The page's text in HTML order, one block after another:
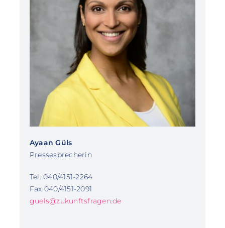
Ayaan Güls
Pressesprecherin
Tel. 040/4151-2264
Fax 040/4151-2091
guels@zukunftsfragen.de